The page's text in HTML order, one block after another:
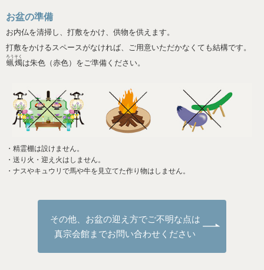
お盆の準備
お内仏を清掃し、打敷をかけ、供物を供えます。
打敷をかけるスペースがなければ、ご用意いただかなくても結構です。
蝋燭
ろうそく
は朱色（赤色）をご準備ください。
・精霊棚は設けません。
・送り⽕・迎え⽕はしません。
・ナスやキュウリで⾺や⽜を⾒⽴てた作り物はしません。
その他、お盆の迎え⽅でご不明な点は
真宗会館までお問い合わせください